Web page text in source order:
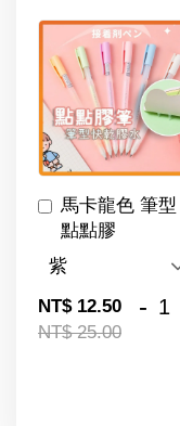
馬卡龍色 筆型
點點膠
NT$ 12.50
NT$ 25.00
-